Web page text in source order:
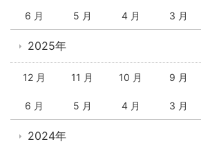
6 月 5 月 4 月 3 月
2025年
12 月 11 月 10 月 9 月
6 月 5 月 4 月 3 月
2024年